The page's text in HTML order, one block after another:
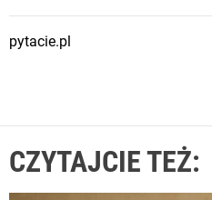
pytacie.pl
CZYTAJCIE TEŻ: